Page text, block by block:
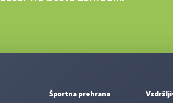
Športna prehrana